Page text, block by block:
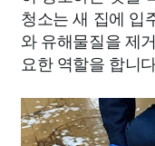
청소는 새 집에 입
와 유해물질을 제
요한 역할을 합니